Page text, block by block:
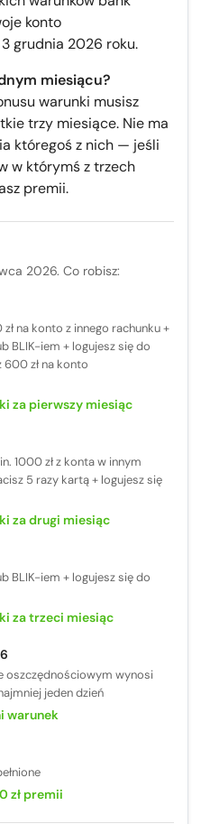
konto
grudnia 2026 roku.
miesiącu?
warunki musisz
trzy miesiące. Nie ma
któregoś z nich — jeśli
w którymś z trzech
premii.
2026. Co robisz:
na konto z innego rachunku +
BLIK-iem + logujesz się do
zł na konto
za pierwszy miesiąc
1000 zł z konta w innym
5 razy kartą + logujesz się
za drugi miesiąc
BLIK-iem + logujesz się do
za trzeci miesiąc
oszczędnościowym wynosi
jeden dzień
warunek
zł premii